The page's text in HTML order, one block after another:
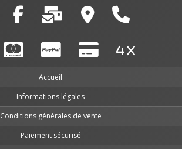
Accueil
Informations légales
Conditions générales de vente
Paiement sécurisé